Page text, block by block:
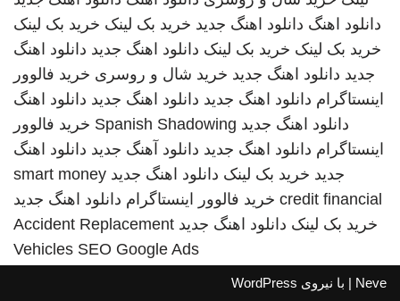
دانلود اهنگ دانلود اهنگ جدید خرید بک لینک خرید بک لینک
خرید بک لینک خرید بک لینک دانلود اهنگ جدید دانلود اهنگ
جدید دانلود اهنگ جدید خرید شال و روسری خرید فالوور
اینستاگرام دانلود اهنگ جدید دانلود اهنگ جدید دانلود اهنگ
دانلود اهنگ جدید Spanish Shadowing خرید فالوور
اینستاگرام دانلود اهنگ جدید دانلود آهنگ جدید دانلود اهنگ
جدید خرید بک لینک دانلود اهنگ جدید smart money
credit financial خرید فالوور اینستاگرام دانلود اهنگ جدید
خرید بک لینک دانلود اهنگ جدید Accident Replacement
Vehicles SEO Google Ads
Neve | با نیروی WordPress